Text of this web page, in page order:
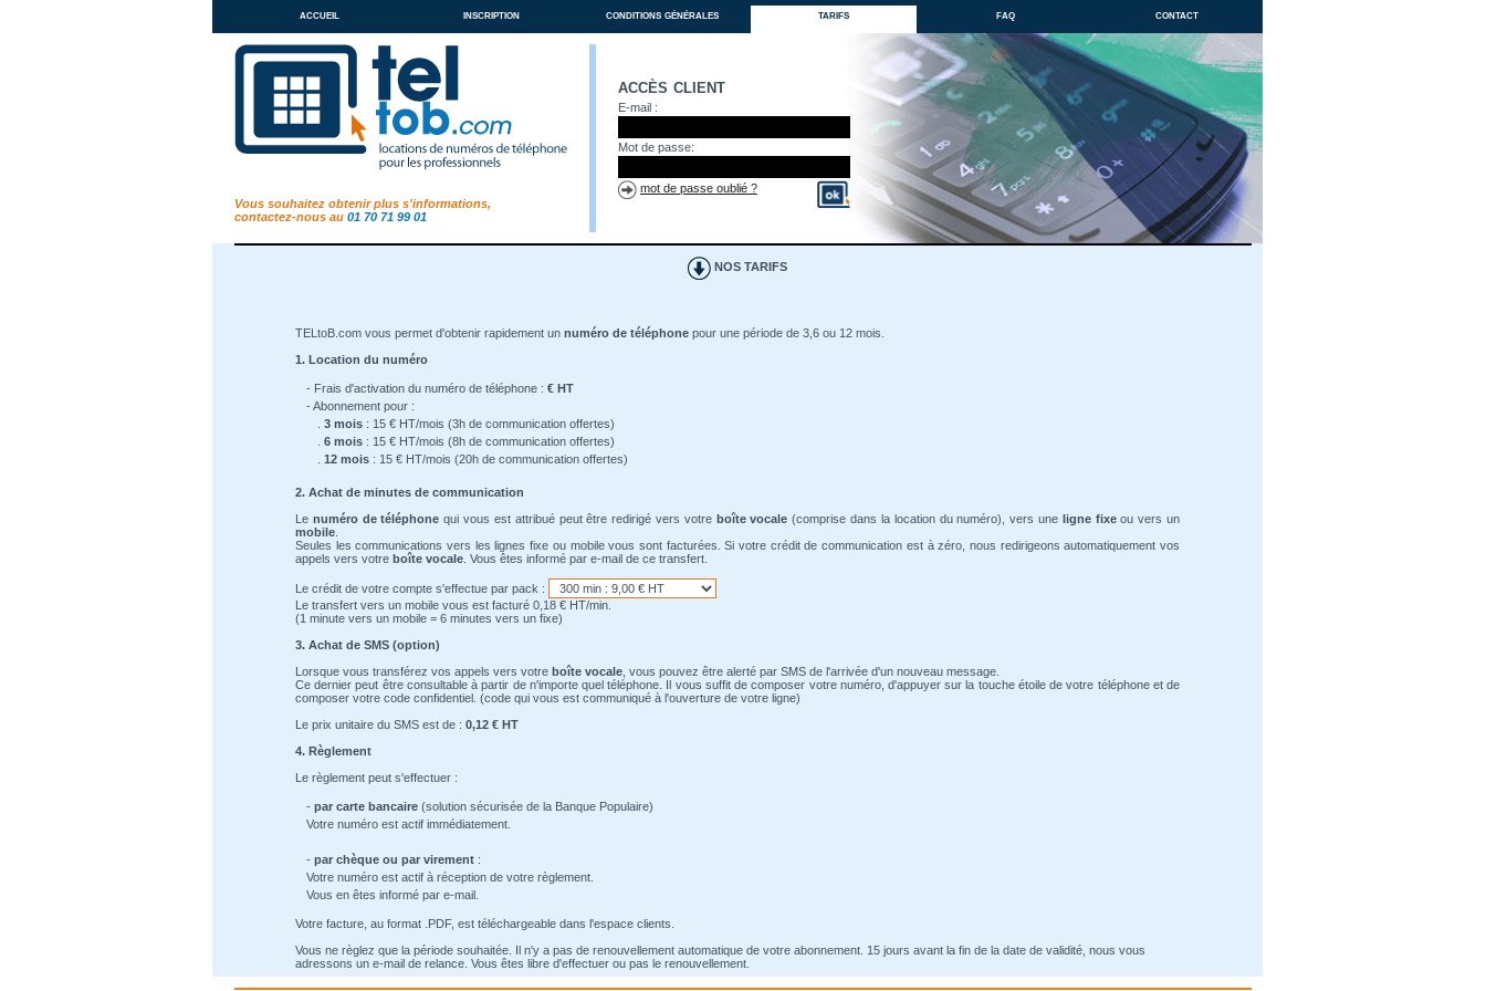
accueil inscription conditions générales tarifs faq contact
Vous souhaitez obtenir plus s'informations,
contactez-nous au 01 70 71 99 01
accès client
E-mail :
Mot de passe:
mot de passe oublié ?
NOS TARIFS
TELtoB.com vous permet d'obtenir rapidement un numéro de téléphone pour une période de 3,6 ou 12 mois.
1. Location du numéro
- Frais d'activation du numéro de téléphone : € HT
- Abonnement pour :
3 mois : 15 € HT/mois (3h de communication offertes)
6 mois : 15 € HT/mois (8h de communication offertes)
12 mois : 15 € HT/mois (20h de communication offertes)
2. Achat de minutes de communication
Le numéro de téléphone qui vous est attribué peut être redirigé vers votre boîte vocale (comprise dans la location du numéro), vers une ligne fixeou vers un
mobile
Seules les communications vers les lignes fixe ou mobile vous sont facturées. Si votre crédit de communication est à zéro, nous redirigeons automatiquement vos
appels vers votre boîte vocale . Vous êtes informé par e-mail de ce transfert.
Le crédit de votre compte s'effectue par pack :
Le transfert vers un mobile vous est facturé 0,18 € HT/min.
(1 minute vers un mobile = 6 minutes vers un fixe)
3. Achat de SMS (option)
Lorsque vous transférez vos appels vers votre boîte vocale , vous pouvez être alerté par SMS de l'arrivée d'un nouveau message.
Ce dernier peut être consultable à partir de n'importe quel téléphone. Il vous suffit de composer votre numéro, d'appuyer sur la touche étoile de votre téléphone et de
composer votre code confidentiel. (code qui vous est communiqué à l'ouverture de votre ligne)
Le prix unitaire du SMS est de : 0,12 € HT
4. Règlement
Le règlement peut s'effectuer :
- par carte bancaire (solution sécurisée de la Banque Populaire)
Votre numéro est actif immédiatement.
- par chèque ou par virement :
Votre numéro est actif à réception de votre règlement.
Vous en êtes informé par e-mail.
Votre facture, au format .PDF, est téléchargeable dans l'espace clients.
Vous ne règlez que la période souhaitée. Il n'y a pas de renouvellement automatique de votre abonnement. 15 jours avant la fin de la date de validité, nous vous
adressons un e-mail de relance. Vous êtes libre d'effectuer ou pas le renouvellement.